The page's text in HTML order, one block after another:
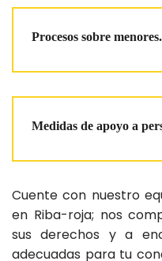
Procesos sobre menores.
Medidas de apoyo a
Cuente con nuestro
en Riba-roja; nos
sus derechos y a
adecuadas para tu